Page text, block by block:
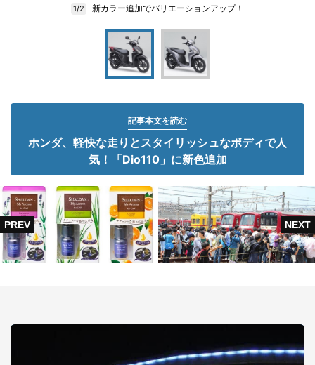
1/2 新カラー追加でバリエーションアップ！
記事本文を読む
ホンダ、軽快な走りとスタイリッシュなボディで人
気！「Dio110」に新色追加